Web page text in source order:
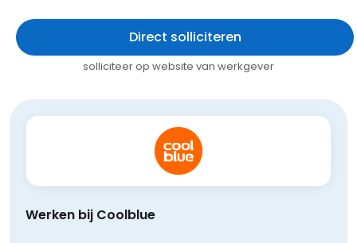
Direct solliciteren
solliciteer op website van werkgever
Werken bij Coolblue